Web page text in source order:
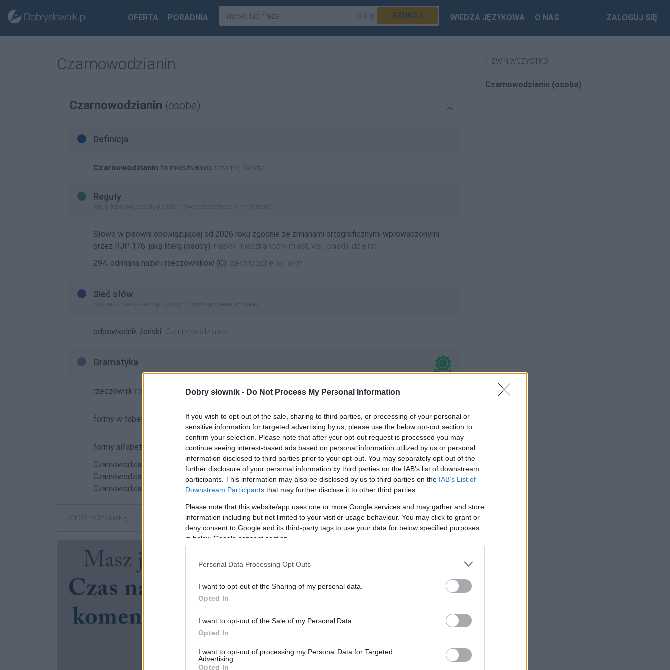
Dobry słownik - Do Not Process My Personal Information
If you wish to opt-out of the sale, sharing to third parties, or processing of your personal or
sensitive information for targeted advertising by us, please use the below opt-out section to
confirm your selection. Please note that after your opt-out request is processed you may
continue seeing interest-based ads based on personal information utilized by us or personal
information disclosed to third parties prior to your opt-out. You may separately opt-out of the
further disclosure of your personal information by third parties on the IAB’s list of downstream
participants. This information may also be disclosed by us to third parties on the IAB’s List of
Downstream Participants that may further disclose it to other third parties.
Please note that this website/app uses one or more Google services and may gather and store
information including but not limited to your visit or usage behaviour. You may click to grant or
deny consent to Google and its third-party tags to use your data for below specified purposes
in below Google consent section.
Personal Data Processing Opt Outs
I want to opt-out of the Sharing of my personal data.
Opted In
I want to opt-out of the Sale of my Personal Data.
Opted In
I want to opt-out of processing my Personal Data for Targeted
Advertising.
Opted In
OFERTA PORADNIA SZUKAJ WIEDZA JĘZYKOWA O NAS ZALOGUJ SIĘ
Czarnowodzianin
Czarnowodzianin (osoba)
Definicja
Czarnowodzianin to mieszkaniec Czarnej Wody
Reguły
reguły językowe, zasady pisowni (nowe opracowanie z komentarzami)
Słowo w pisowni obowiązującej od 2026 roku zgodnie ze zmianami ortograficznymi wprowadzonymi
przez RJP 176. jaką literą (osoby): nazwy mieszkańców miast, wsi, osiedli, dzielnic
294. odmiana nazw i rzeczowników (C): zakończone na -anin
Sieć słów
wyrażenia powiązane z opisywanym ( wyrazy pokrewne kolokacje
odpowiednik żeński: Czarnowodzianka
Gramatyka
rzeczownik rodzaj męskoosobowyodmienny
formy w tabelce:
formy alfabetycznie:
Czarnowodzian; Czarnowodzianach; Czarnowodzianami; Czarnowodzianie; Czarnowodzianin;
Czarnowodzianina; Czarnowodzianinem; Czarnowodzianinie; Czarnowodzianinowi;
Czarnowodzianom; Czarnowodziany
ZGŁOŚ POPRAWKĘ
ZWIŃ WSZYSTKO
Czarnowodzianin (osoba)